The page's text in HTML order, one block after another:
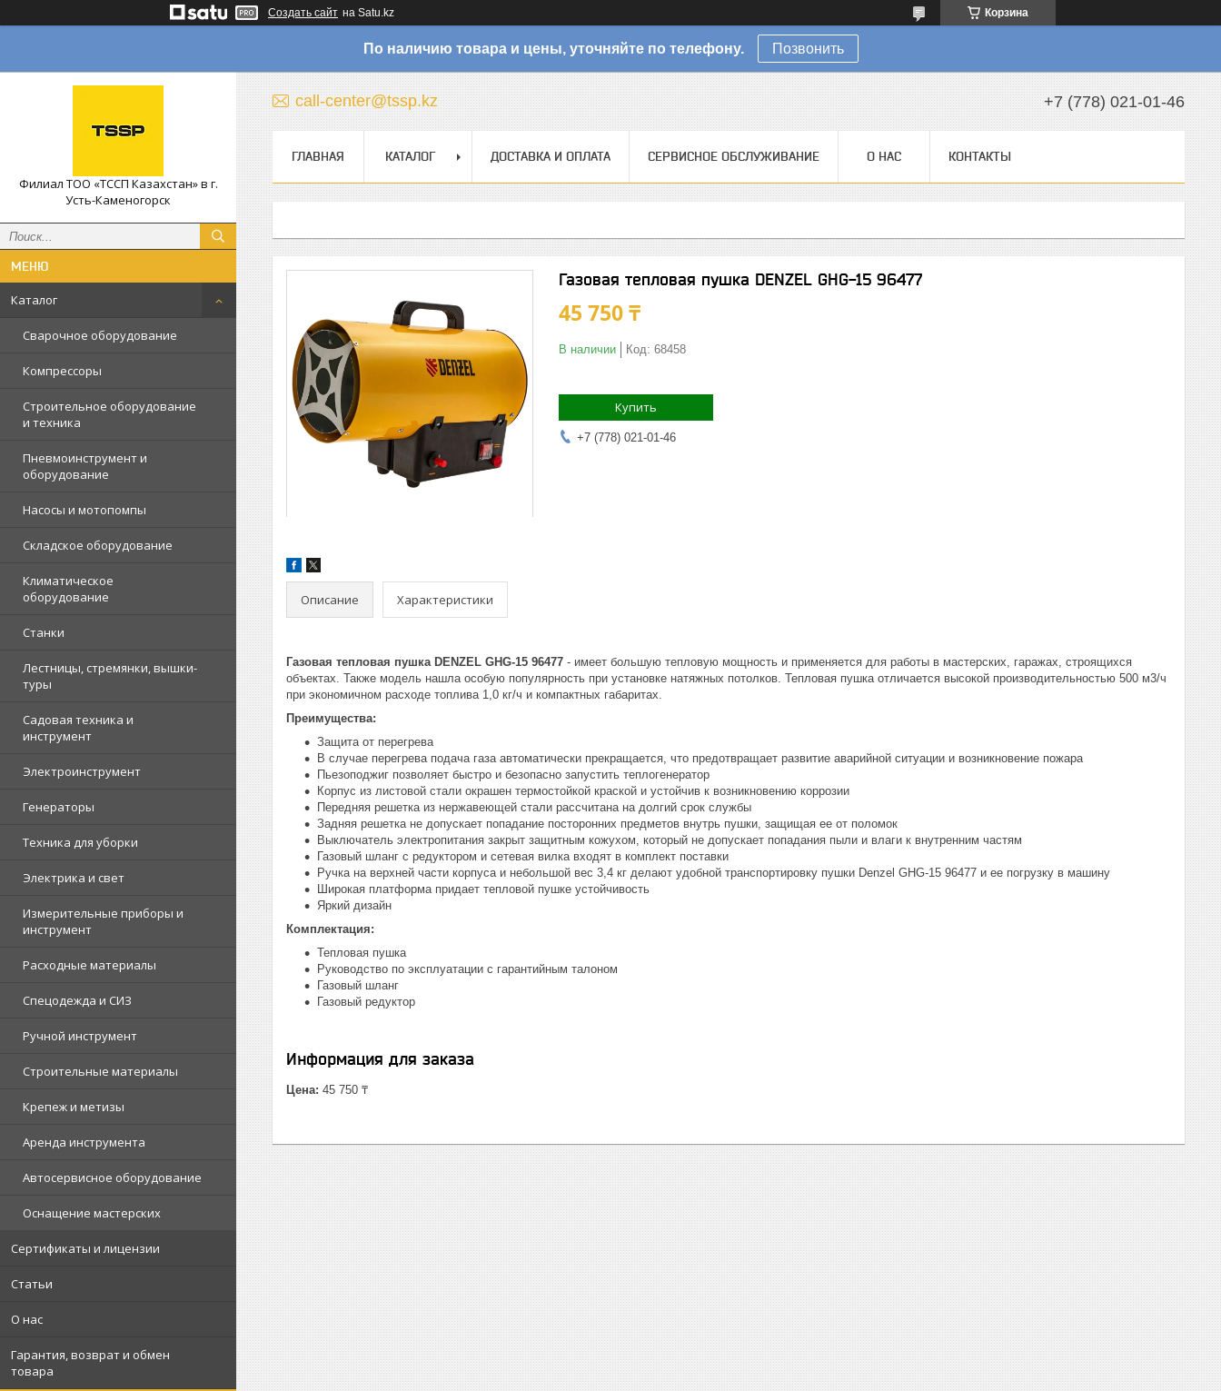
Создать сайт на Satu.kz Корзина
По наличию товара и цены, уточняйте по телефону. Позвонить
Филиал ТОО «ТССП Казахстан» в г.
Усть-Каменогорск
Каталог
Сварочное оборудование
Компрессоры
Строительное оборудование
и техника
Пневмоинструмент и
оборудование
Насосы и мотопомпы
Складское оборудование
Климатическое
оборудование
Станки
Лестницы, стремянки, вышки-
туры
Садовая техника и
инструмент
Электроинструмент
Генераторы
Техника для уборки
Электрика и свет
Измерительные приборы и
инструмент
Расходные материалы
Спецодежда и СИЗ
Ручной инструмент
Строительные материалы
Крепеж и метизы
Аренда инструмента
Автосервисное оборудование
Оснащение мастерских
Сертификаты и лицензии
Статьи
О нас
Гарантия, возврат и обмен
товара
call-center@tssp.kz +7 (778) 021-01-46
ГЛАВНАЯ КАТАЛОГ ДОСТАВКА И ОПЛАТА СЕРВИСНОЕ ОБСЛУЖИВАНИЕ О НАС КОНТАКТЫ
Газовая тепловая пушка DENZEL GHG-15 96477
45 750 ₸
В наличии Код: 68458
Купить
+7 (778) 021-01-46
Описание Характеристики
Газовая тепловая пушка DENZEL GHG-15 96477 - имеет большую тепловую мощность и применяется для работы в мастерских, гаражах, строящихся
объектах. Также модель нашла особую популярность при установке натяжных потолков. Тепловая пушка отличается высокой производительностью 500 м3/ч
при экономичном расходе топлива 1,0 кг/ч и компактных габаритах.
Преимущества:
Защита от перегрева
В случае перегрева подача газа автоматически прекращается, что предотвращает развитие аварийной ситуации и возникновение пожара
Пьезоподжиг позволяет быстро и безопасно запустить теплогенератор
Корпус из листовой стали окрашен термостойкой краской и устойчив к возникновению коррозии
Передняя решетка из нержавеющей стали рассчитана на долгий срок службы
Задняя решетка не допускает попадание посторонних предметов внутрь пушки, защищая ее от поломок
Выключатель электропитания закрыт защитным кожухом, который не допускает попадания пыли и влаги к внутренним частям
Газовый шланг с редуктором и сетевая вилка входят в комплект поставки
Ручка на верхней части корпуса и небольшой вес 3,4 кг делают удобной транспортировку пушки Denzel GHG-15 96477 и ее погрузку в машину
Широкая платформа придает тепловой пушке устойчивость
Яркий дизайн
Комплектация:
Тепловая пушка
Руководство по эксплуатации с гарантийным талоном
Газовый шланг
Газовый редуктор
Информация для заказа
Цена: 45 750 ₸